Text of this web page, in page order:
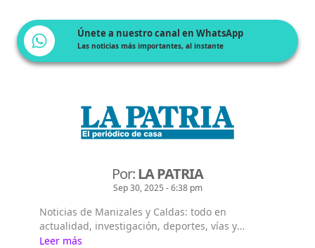
Únete a nuestro canal en WhatsApp
Las noticias más importantes, al instante
Por:LA PATRIA
Sep 30, 2025 - 6:38 pm
Noticias de Manizales y Caldas: todo en
actualidad, investigación, deportes, vías y
noticias de la región en La Patria.
Leer más